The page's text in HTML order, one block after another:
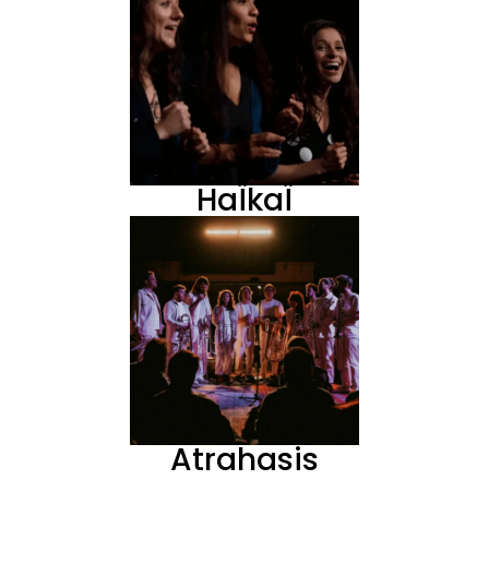
HaÏkaÏ
Atrahasis